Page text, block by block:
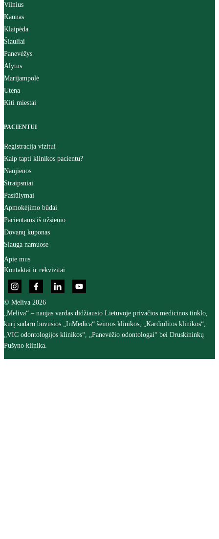
Vilnius
Kaunas
Klaipėda
Šiauliai
Panevėžys
Alytus
Marijampolė
Utena
Kiti miestai
PACIENTUI
Registracija vizitui
Kaip tapti klinikos pacientu?
Naujienos
Straipsniai
Pasiūlymai
Apmokėjimo būdai
Pacientams iš užsienio
Dovanų kuponas
Slauga namuose
Apie mus
Kontaktai ir rekvizitai
© Meliva 2026
„Meliva“ – naujas vardas didžiausio Lietuvoje privačios medicinos tinklo,
kurį sudaro buvusios „InMedica“ šeimos klinikos, „Kardiolitos klinikos“,
„VIC odontologijos klinikos“, „Panevėžio odontologai“ bei Druskininkų
Pušyno klinika.